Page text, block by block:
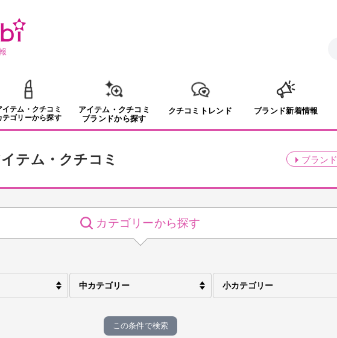
イテム・クチコミ
テゴリーから探す
アイテム・クチコミ
ブランドから探す
クチコミトレンド ブランド新着情報
テム・クチコミ ブランド
カテゴリーから探す
この条件で検索